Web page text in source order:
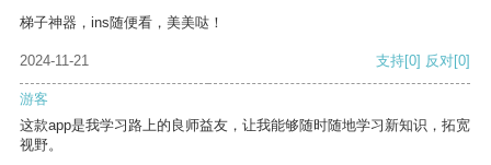
梯子神器，ins随便看，美美哒！
2024-11-21 支持[0] 反对[0]
游客
这款app是我学习路上的良师益友，让我能够随时随地学习新知识，拓宽
视野。